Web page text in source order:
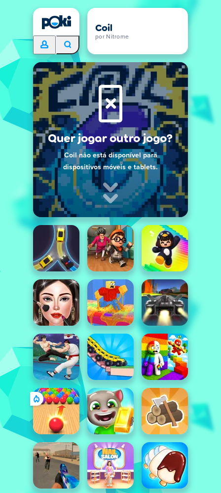
Coil
por Nitrome
Quer jogar outro jogo?
Coil não está disponível para
dispositivos móveis e tablets.